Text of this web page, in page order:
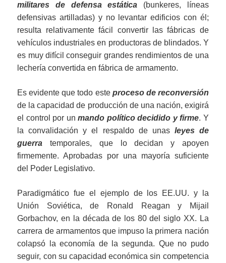
militares de defensa estática (bunkeres, líneas
defensivas artilladas) y no levantar edificios con él;
resulta relativamente fácil convertir las fábricas de
vehículos industriales en productoras de blindados. Y
es muy difícil conseguir grandes rendimientos de una
lechería convertida en fábrica de armamento.
Es evidente que todo este proceso de reconversión
de la capacidad de producción de una nación, exigirá
el control por unmando político decidido y firme. Y
la convalidación y el respaldo de unas leyes de
guerra temporales, que lo decidan y apoyen
firmemente. Aprobadas por una mayoría suficiente
del Poder Legislativo.
Paradigmático fue el ejemplo de los EE.UU. y la
Unión Soviética, de Ronald Reagan y Mijail
Gorbachov, en la década de los 80 del siglo XX. La
carrera de armamentos que impuso la primera nación
colapsó la economía de la segunda. Que no pudo
seguir, con su capacidad económica sin competencia